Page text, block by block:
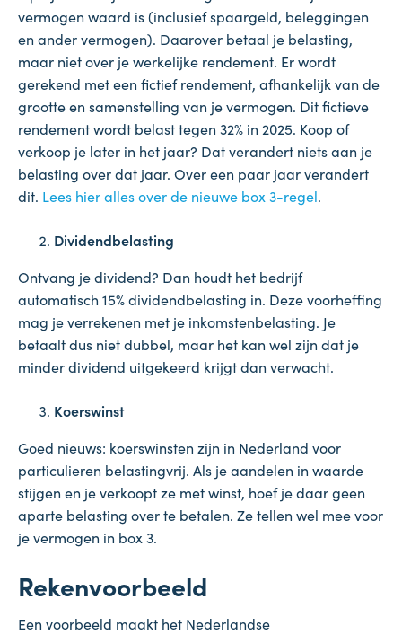
vermogen waard is (inclusief spaargeld, beleggingen
en ander vermogen). Daarover betaal je belasting,
maar niet over je werkelijke rendement. Er wordt
gerekend met een fictief rendement, afhankelijk van de
grootte en samenstelling van je vermogen. Dit fictieve
rendement wordt belast tegen 32% in 2025. Koop of
verkoop je later in het jaar? Dat verandert niets aan je
belasting over dat jaar. Over een paar jaar verandert
dit. Lees hier alles over de nieuwe box 3-regel.
Dividendbelasting
Ontvang je dividend? Dan houdt het bedrijf
automatisch 15% dividendbelasting in. Deze voorheffing
mag je verrekenen met je inkomstenbelasting. Je
betaalt dus niet dubbel, maar het kan wel zijn dat je
minder dividend uitgekeerd krijgt dan verwacht.
Koerswinst
Goed nieuws: koerswinsten zijn in Nederland voor
particulieren belastingvrij. Als je aandelen in waarde
stijgen en je verkoopt ze met winst, hoef je daar geen
aparte belasting over te betalen. Ze tellen wel mee voor
je vermogen in box 3.
Rekenvoorbeeld
Een voorbeeld maakt het Nederlandse